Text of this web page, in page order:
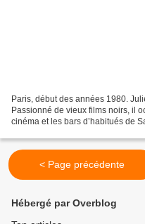
Paris, début des années 1980.
Passionné de vieux films noirs, il
cinéma et les bars d’habitués de
< Page précédente
Hébergé par Overblog